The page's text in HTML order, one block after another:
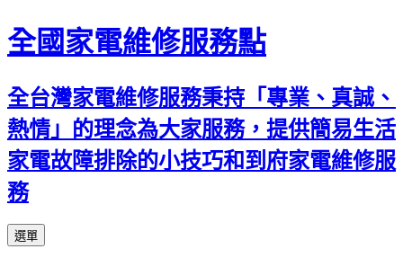
全國家電維修服務點
全台灣家電維修服務秉持「專業、真誠、
熱情」的理念為大家服務，提供簡易生活
家電故障排除的小技巧和到府家電維修服
務
選單